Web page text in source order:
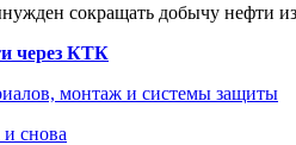
сокращать добычу нефти
через КТК
монтаж и системы защиты
снова